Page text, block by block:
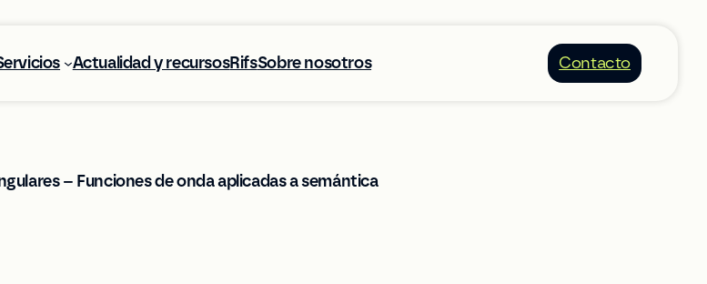
Actualidad y recursosRifsSobre nosotros Contacto
– Funciones de onda aplicadas a semántica